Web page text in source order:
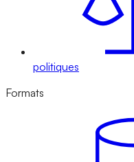
politiques
Formats